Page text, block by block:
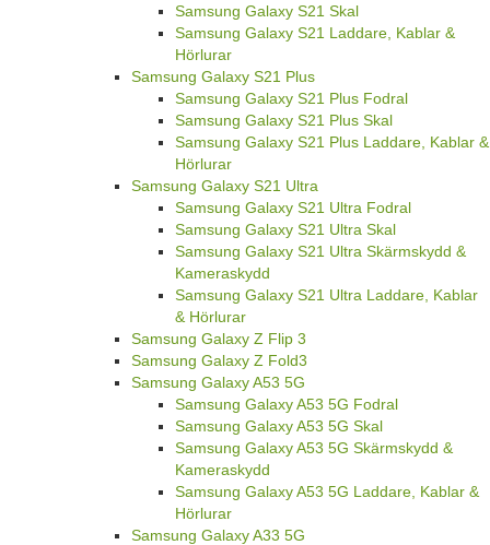
Samsung Galaxy S21 Skal
Samsung Galaxy S21 Laddare, Kablar &
Hörlurar
Samsung Galaxy S21 Plus
Samsung Galaxy S21 Plus Fodral
Samsung Galaxy S21 Plus Skal
Samsung Galaxy S21 Plus Laddare, Kablar &
Hörlurar
Samsung Galaxy S21 Ultra
Samsung Galaxy S21 Ultra Fodral
Samsung Galaxy S21 Ultra Skal
Samsung Galaxy S21 Ultra Skärmskydd &
Kameraskydd
Samsung Galaxy S21 Ultra Laddare, Kablar
& Hörlurar
Samsung Galaxy Z Flip 3
Samsung Galaxy Z Fold3
Samsung Galaxy A53 5G
Samsung Galaxy A53 5G Fodral
Samsung Galaxy A53 5G Skal
Samsung Galaxy A53 5G Skärmskydd &
Kameraskydd
Samsung Galaxy A53 5G Laddare, Kablar &
Hörlurar
Samsung Galaxy A33 5G